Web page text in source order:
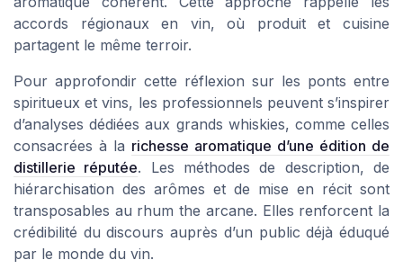
accords régionaux en vin, où produit et cuisine
partagent le même terroir.
Pour approfondir cette réflexion sur les ponts entre
spiritueux et vins, les professionnels peuvent s’inspirer
d’analyses dédiées aux grands whiskies, comme celles
consacrées à la richesse aromatique d’une édition de
distillerie réputée. Les méthodes de description, de
hiérarchisation des arômes et de mise en récit sont
transposables au rhum the arcane. Elles renforcent la
crédibilité du discours auprès d’un public déjà éduqué
par le monde du vin.